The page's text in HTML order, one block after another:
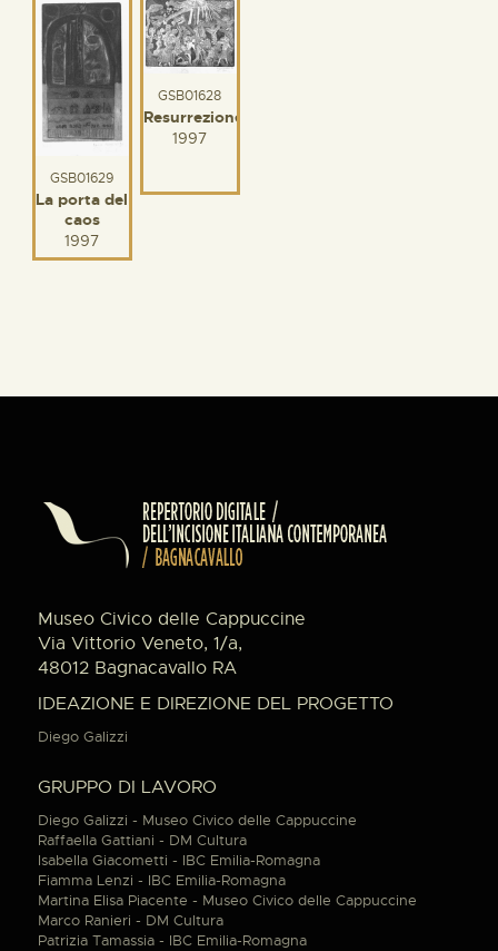
GSB01629
La porta del
caos
1997
GSB01628
Resurrezione
1997
Museo Civico delle Cappuccine
Via Vittorio Veneto, 1/a,
48012 Bagnacavallo RA
IDEAZIONE E DIREZIONE DEL PROGETTO
Diego Galizzi
GRUPPO DI LAVORO
Diego Galizzi - Museo Civico delle Cappuccine
Raffaella Gattiani - DM Cultura
Isabella Giacometti - IBC Emilia-Romagna
Fiamma Lenzi - IBC Emilia-Romagna
Martina Elisa Piacente - Museo Civico delle Cappuccine
Marco Ranieri - DM Cultura
Patrizia Tamassia - IBC Emilia-Romagna